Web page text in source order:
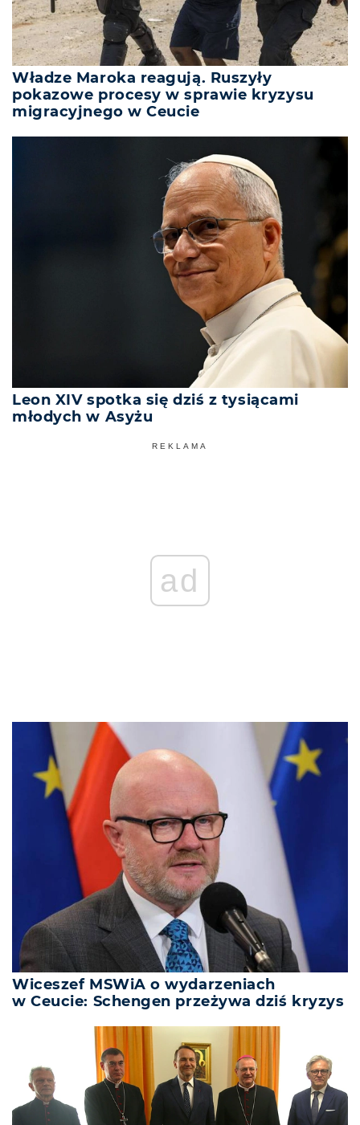
Władze Maroka reagują. Ruszyły
pokazowe procesy w sprawie kryzysu
migracyjnego w Ceucie
Leon XIV spotka się dziś z tysiącami
młodych w Asyżu
REKLAMA
ad
Wiceszef MSWiA o wydarzeniach
w Ceucie: Schengen przeżywa dziś kryzys